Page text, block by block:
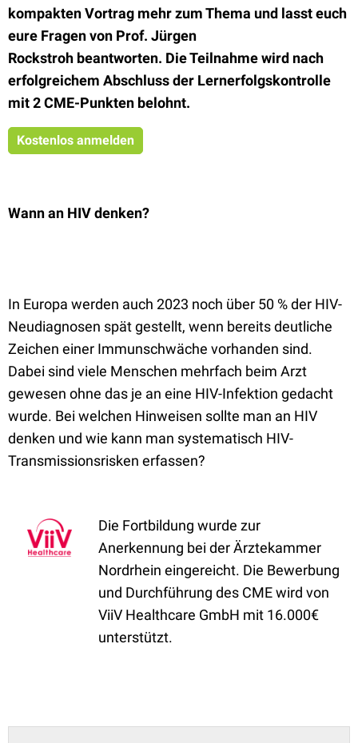
kompakten Vortrag mehr zum Thema und lasst euch
eure Fragen von Prof. Jürgen
Rockstroh beantworten. Die Teilnahme wird nach
erfolgreichem Abschluss der Lernerfolgskontrolle
mit 2 CME-Punkten belohnt.
Kostenlos anmelden
Wann an HIV denken?
In Europa werden auch 2023 noch über 50 % der HIV-
Neudiagnosen spät gestellt, wenn bereits deutliche
Zeichen einer Immunschwäche vorhanden sind.
Dabei sind viele Menschen mehrfach beim Arzt
gewesen ohne das je an eine HIV-Infektion gedacht
wurde. Bei welchen Hinweisen sollte man an HIV
denken und wie kann man systematisch HIV-
Transmissionsrisken erfassen?
Die Fortbildung wurde zur
Anerkennung bei der Ärztekammer
Nordrhein eingereicht. Die Bewerbung
und Durchführung des CME wird von
ViiV Healthcare GmbH mit 16.000€
unterstützt.